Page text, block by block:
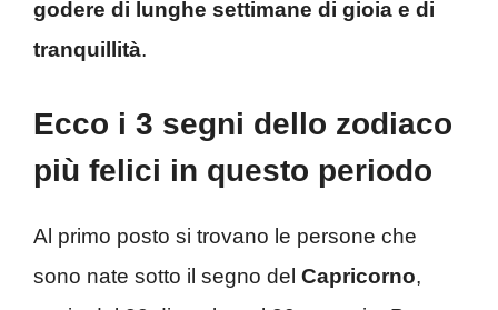
godere di lunghe settimane di gioia e di
tranquillità.
Ecco i 3 segni dello zodiaco
più felici in questo periodo
Al primo posto si trovano le persone che
sono nate sotto il segno del Capricorno,